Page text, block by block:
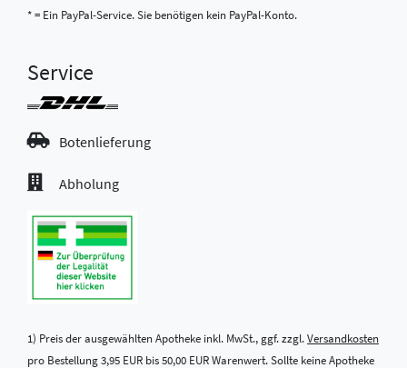
* = Ein PayPal-Service. Sie benötigen kein PayPal-Konto.
Service
Botenlieferung
Abholung
1) Preis der ausgewählten Apotheke inkl. MwSt., ggf. zzgl.Versandkosten
pro Bestellung 3,95 EUR bis 50,00 EUR Warenwert. Sollte keine Apotheke